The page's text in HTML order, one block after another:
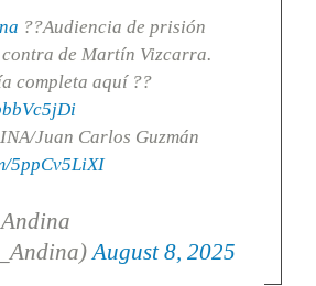
??Audiencia de prisión
de Martín Vizcarra.
completa aquí ??
Juan Carlos Guzmán
5ppCv5LiXI
August 8, 2025